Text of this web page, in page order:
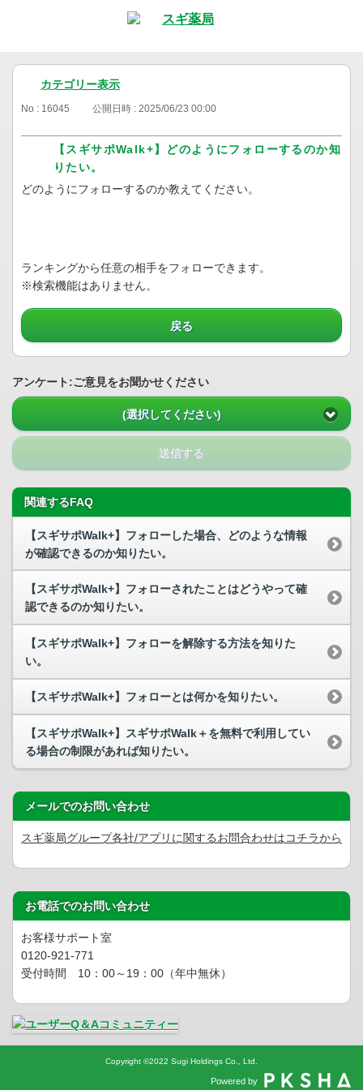
カテゴリー表示
No : 16045 公開日時 : 2025/06/23 00:00
【スギサポWalk+】どのようにフォローするのか知
りたい。
どのようにフォローするのか教えてください。
ランキングから任意の相手をフォローできます。
※検索機能はありません。
戻る
アンケート:ご意見をお聞かせください
(選択してください)
送信する
関連するFAQ
【スギサポWalk+】フォローした場合、どのような情報
が確認できるのか知りたい。
【スギサポWalk+】フォローされたことはどうやって確
認できるのか知りたい。
【スギサポWalk+】フォローを解除する方法を知りた
い。
【スギサポWalk+】フォローとは何かを知りたい。
【スギサポWalk+】スギサポWalk＋を無料で利用してい
る場合の制限があれば知りたい。
メールでのお問い合わせ
スギ薬局グループ各社/アプリに関するお問合わせはコチラから
お電話でのお問い合わせ
お客様サポート室
0120-921-771
受付時間 10：00～19：00（年中無休）
Copyright ©2022 Sugi Holdings Co., Ltd.
Powered by